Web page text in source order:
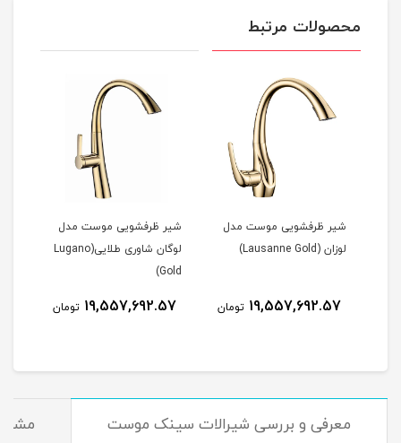
محصولات مرتبط
شیر ظرفشویی موست مدل
لوزان (Lausanne Gold)
19,557,692.57 تومان
شیر ظرفشویی موست مدل
لوگان شاوری طلایی(Lugano
Gold)
19,557,692.57 تومان
معرفی و بررسی شیرالات سینک موست